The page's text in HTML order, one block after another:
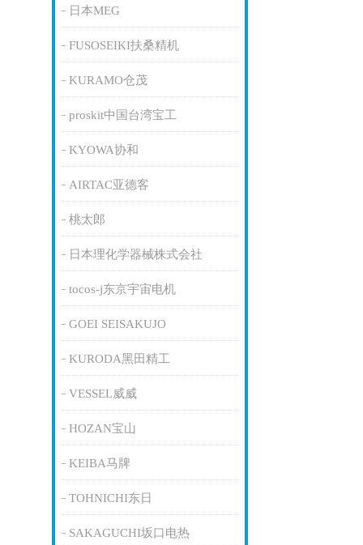
日本MEG
FUSOSEIKI扶桑精机
KURAMO仓茂
proskit中国台湾宝工
KYOWA协和
AIRTAC亚德客
桃太郎
日本理化学器械株式会社
tocos-j东京宇宙电机
GOEI SEISAKUJO
KURODA黑田精工
VESSEL威威
HOZAN宝山
KEIBA马牌
TOHNICHI东日
SAKAGUCHI坂口电热